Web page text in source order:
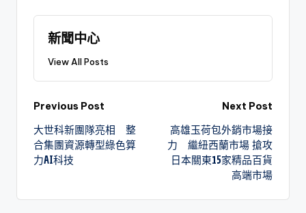
新聞中心
View All Posts
Previous Post
大世科新團隊亮相 整
合集團資源轉型綠色算
力AI科技
Next Post
高雄玉荷包外銷市場接
力 繼紐西蘭市場 搶攻
日本關東15家精品百貨
高端市場